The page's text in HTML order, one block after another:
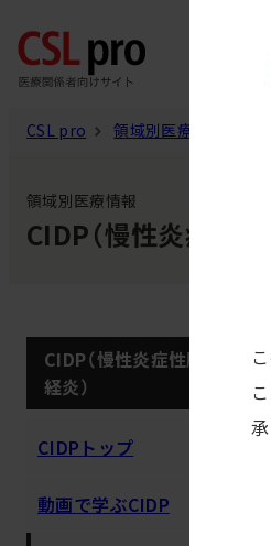
容
を
CSL pro 領域別医療情報
領域別医療情報
CIDP（慢性炎症性脱
CIDP（慢性炎症性脱髄性多
経炎）
CIDPトップ
動画で学ぶCIDP